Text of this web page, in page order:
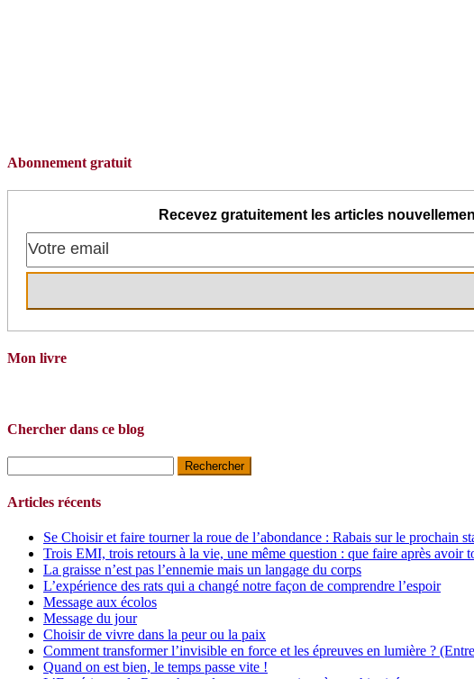
Abonnement gratuit
Recevez gratuitement les articles
Mon livre
Chercher dans ce blog
Articles récents
Se Choisir et faire tourner la roue de l’abondance : Rabais sur le prochain
Trois EMI, trois retours à la vie, une même question : que faire après avoir
La graisse n’est pas l’ennemie mais un langage du corps
L’expérience des rats qui a changé notre façon de comprendre l’espoir
Message aux écolos
Message du jour
Choisir de vivre dans la peur ou la paix
Comment transformer l’invisible en force et les épreuves en lumière ?
Quand on est bien, le temps passe vite !